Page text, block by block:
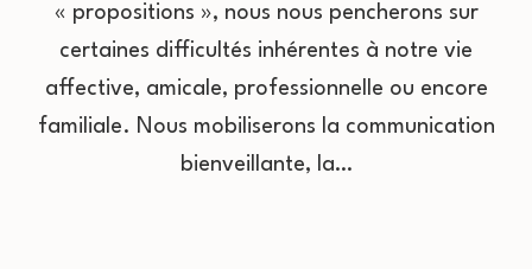
« propositions », nous nous pencherons sur
certaines difficultés inhérentes à notre vie
affective, amicale, professionnelle ou encore
familiale. Nous mobiliserons la communication
bienveillante, la…